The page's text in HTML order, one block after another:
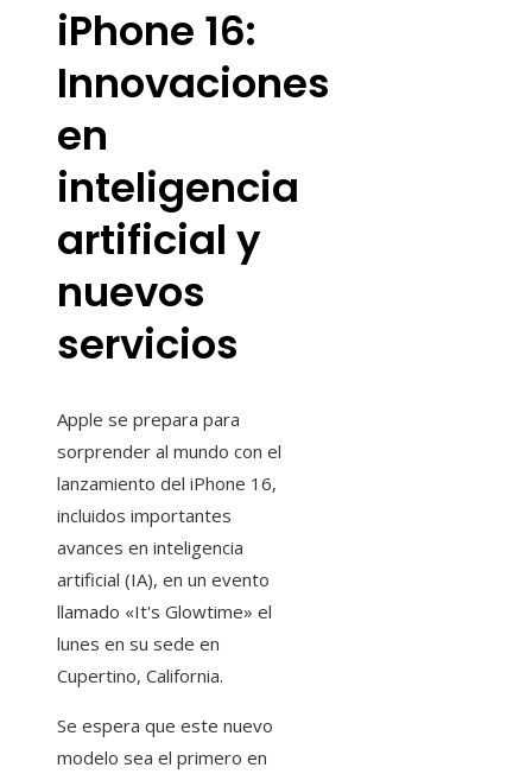
iPhone 16:
Innovaciones
en
inteligencia
artificial y
nuevos
servicios
Apple se prepara para
sorprender al mundo con el
lanzamiento del iPhone 16,
incluidos importantes
avances en inteligencia
artificial (IA), en un evento
llamado «It's Glowtime» el
lunes en su sede en
Cupertino, California.
Se espera que este nuevo
modelo sea el primero en